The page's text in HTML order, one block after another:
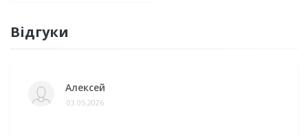
Відгуки
Алексей
03.05.2026